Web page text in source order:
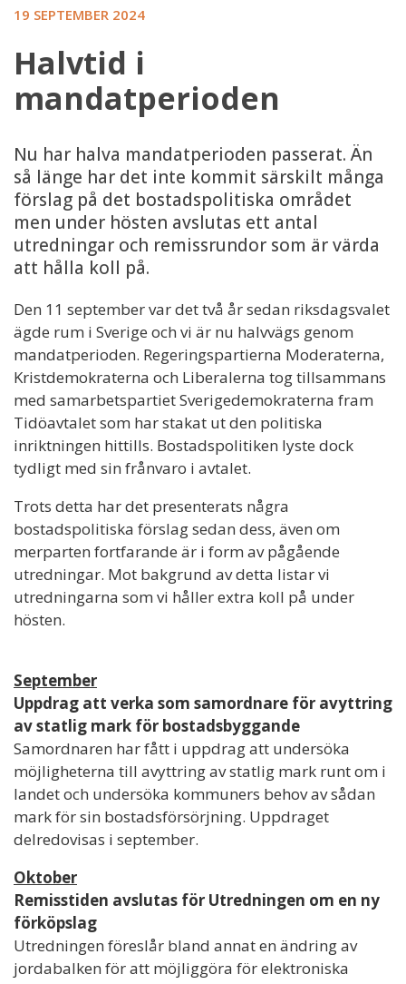
19 SEPTEMBER 2024
Halvtid i
mandatperioden
Nu har halva mandatperioden passerat. Än
så länge har det inte kommit särskilt många
förslag på det bostadspolitiska området
men under hösten avslutas ett antal
utredningar och remissrundor som är värda
att hålla koll på.
Den 11 september var det två år sedan riksdagsvalet
ägde rum i Sverige och vi är nu halvvägs genom
mandatperioden. Regeringspartierna Moderaterna,
Kristdemokraterna och Liberalerna tog tillsammans
med samarbetspartiet Sverigedemokraterna fram
Tidöavtalet som har stakat ut den politiska
inriktningen hittills. Bostadspolitiken lyste dock
tydligt med sin frånvaro i avtalet.
Trots detta har det presenterats några
bostadspolitiska förslag sedan dess, även om
merparten fortfarande är i form av pågående
utredningar. Mot bakgrund av detta listar vi
utredningarna som vi håller extra koll på under
hösten.
September
Uppdrag att verka som samordnare för avyttring
av statlig mark för bostadsbyggande
Samordnaren har fått i uppdrag att undersöka
möjligheterna till avyttring av statlig mark runt om i
landet och undersöka kommuners behov av sådan
mark för sin bostadsförsörjning. Uppdraget
delredovisas i september.
Oktober
Remisstiden avslutas för Utredningen om en ny
förköpslag
Utredningen föreslår bland annat en ändring av
jordabalken för att möjliggöra för elektroniska